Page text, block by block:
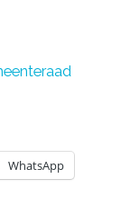
WhatsApp